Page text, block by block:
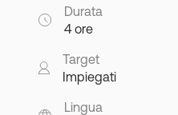
Durata
4 ore
Target
Impiegati
Lingua